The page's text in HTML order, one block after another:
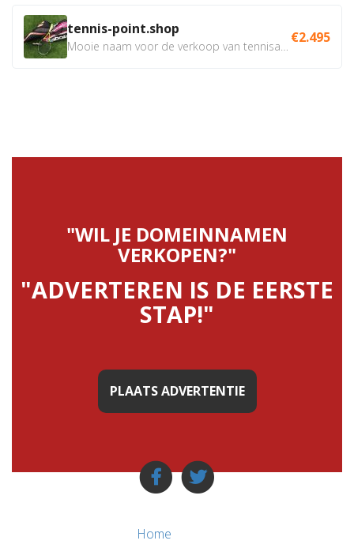
tennis-point.shop €2.495
"WIL JE DOMEINNAMEN
VERKOPEN?"
"ADVERTEREN IS DE EERSTE
STAP!"
PLAATS ADVERTENTIE
Home